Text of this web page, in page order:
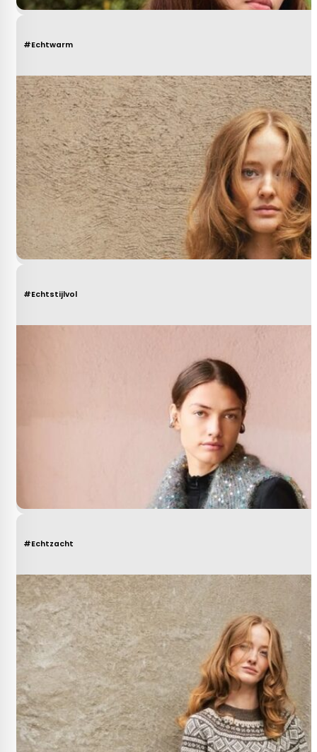
#Echtwarm
#Echtstijlvol
#Echtzacht